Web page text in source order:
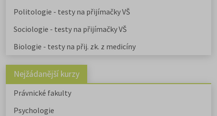
Politologie - testy na přijímačky VŠ
Sociologie - testy na přijímačky VŠ
Biologie - testy na přij. zk. z medicíny
Nejžádanější kurzy
Právnické fakulty
Psychologie